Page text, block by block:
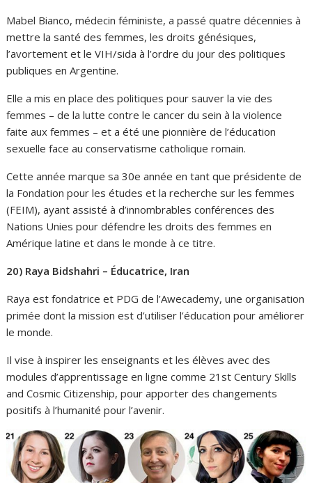
Mabel Bianco, médecin féministe, a passé quatre décennies à
mettre la santé des femmes, les droits génésiques,
l’avortement et le VIH/sida à l’ordre du jour des politiques
publiques en Argentine.
Elle a mis en place des politiques pour sauver la vie des
femmes – de la lutte contre le cancer du sein à la violence
faite aux femmes – et a été une pionnière de l’éducation
sexuelle face au conservatisme catholique romain.
Cette année marque sa 30e année en tant que présidente de
la Fondation pour les études et la recherche sur les femmes
(FEIM), ayant assisté à d’innombrables conférences des
Nations Unies pour défendre les droits des femmes en
Amérique latine et dans le monde à ce titre.
20) Raya Bidshahri – Éducatrice, Iran
Raya est fondatrice et PDG de l’Awecademy, une organisation
primée dont la mission est d’utiliser l’éducation pour améliorer
le monde.
Il vise à inspirer les enseignants et les élèves avec des
modules d’apprentissage en ligne comme 21st Century Skills
and Cosmic Citizenship, pour apporter des changements
positifs à l’humanité pour l’avenir.